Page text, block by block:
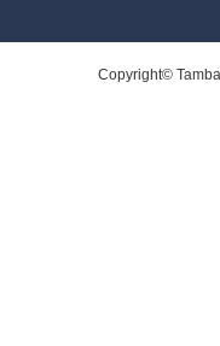
Copyright©